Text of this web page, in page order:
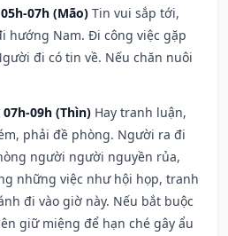
07h (Mão) Tin vui sắp tới,
hướng Nam. Đi công việc gặp
đi có tin về. Nếu chăn nuôi
09h (Thìn) Hay tranh luận,
phải đề phòng. Người ra đi
người người nguyền rủa,
những việc như hội họp, tranh
đi vào giờ này. Nếu bắt buộc
giữ miệng để hạn ché gây ẩu